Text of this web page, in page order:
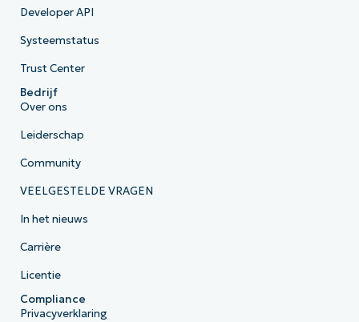
Developer API
Systeemstatus
Trust Center
Bedrijf
Over ons
Leiderschap
Community
VEELGESTELDE VRAGEN
In het nieuws
Carrière
Licentie
Compliance
Privacyverklaring